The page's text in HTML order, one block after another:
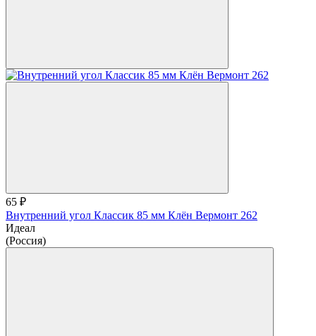
65 ₽
Внутренний угол Классик 85 мм Клён Вермонт 262
Идеал
(Россия)